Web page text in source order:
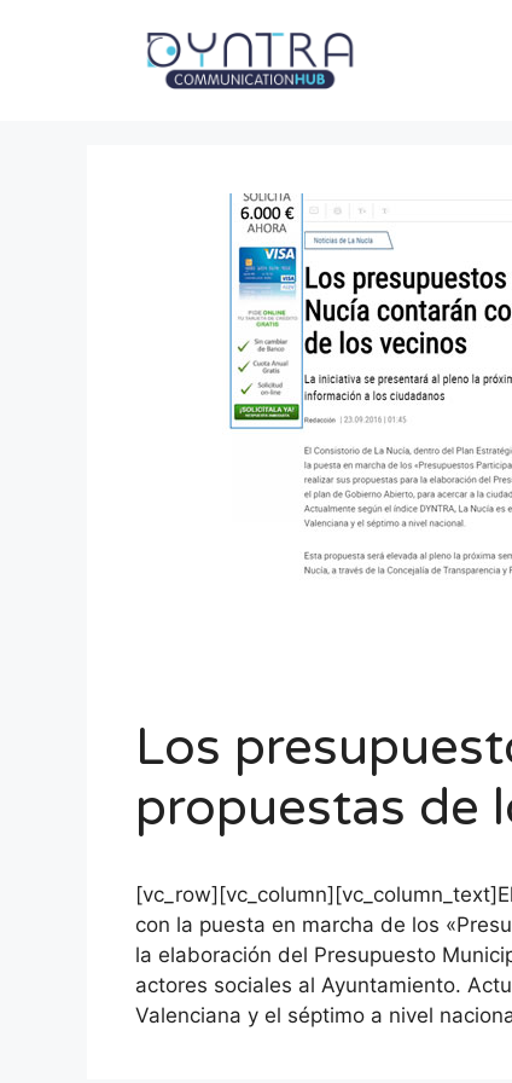
Los
propuestas de
con la puesta en marcha de los
la elaboración del Presupuesto
actores sociales al Ayuntamiento.
Valenciana y el séptimo a nivel